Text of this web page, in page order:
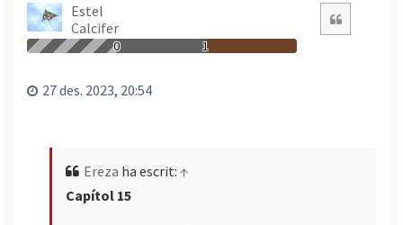
Estel
Calcifer
0 1
27 des. 2023, 20:54
Ereza ha escrit: ↑
Capítol 15